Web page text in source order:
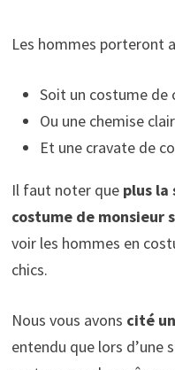
Les hommes porteront
Soit un costume de
Ou une chemise
Et une cravate de
Il faut noter queplus la
costume de monsieur
voir les hommes en
chics.
Nous vous avons cité
entendu que lors d’une